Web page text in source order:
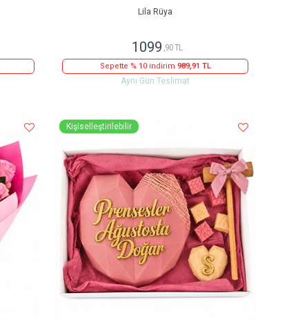
Lila Rüya
1099 ,90 TL
Sepette % 10 indirim 989,91 TL
Aynı Gün Teslimat
Kişiselleştirilebilir